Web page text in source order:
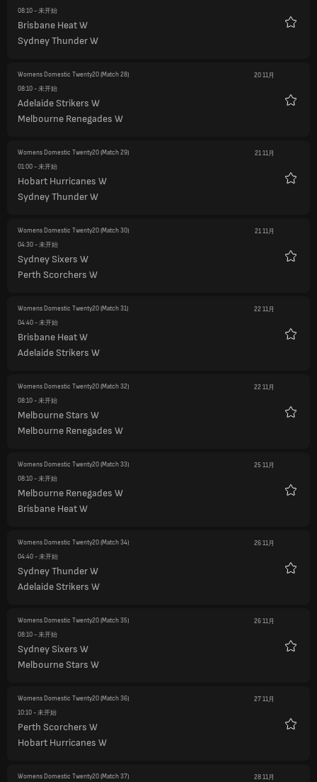
08:10- 未开始
Brisbane Heat W
Sydney Thunder W
Womens Domestic Twenty20(Match 28)
20 11月
08:10- 未开始
Adelaide Strikers W
Melbourne Renegades W
Womens Domestic Twenty20(Match 29)
21 11月
01:00- 未开始
Hobart Hurricanes W
Sydney Thunder W
Womens Domestic Twenty20(Match 30)
21 11月
04:30- 未开始
Sydney Sixers W
Perth Scorchers W
Womens Domestic Twenty20(Match 31)
22 11月
04:40- 未开始
Brisbane Heat W
Adelaide Strikers W
Womens Domestic Twenty20(Match 32)
22 11月
08:10- 未开始
Melbourne Stars W
Melbourne Renegades W
Womens Domestic Twenty20(Match 33)
25 11月
08:10- 未开始
Melbourne Renegades W
Brisbane Heat W
Womens Domestic Twenty20(Match 34)
26 11月
04:40- 未开始
Sydney Thunder W
Adelaide Strikers W
Womens Domestic Twenty20(Match 35)
26 11月
08:10- 未开始
Sydney Sixers W
Melbourne Stars W
Womens Domestic Twenty20(Match 36)
27 11月
10:10- 未开始
Perth Scorchers W
Hobart Hurricanes W
Womens Domestic Twenty20(Match 37)
28 11月